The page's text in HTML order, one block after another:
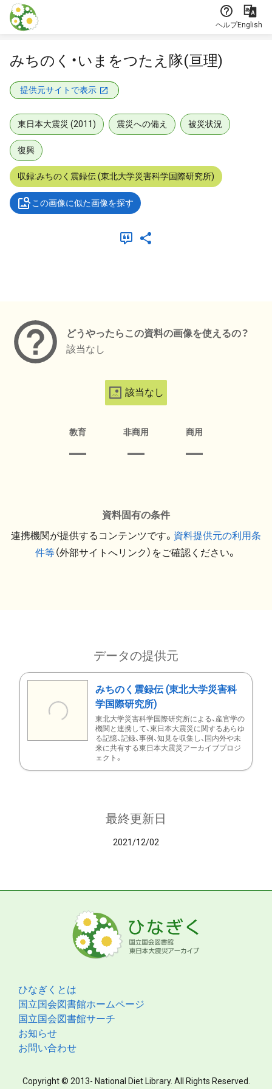
本文に飛ぶ
ヘルプEnglish
みちのく・いまをつたえ隊(亘理)
提供元サイトで表示
東日本大震災 (2011) 震災への備え 被災状況
復興
収録:みちのく震録伝 (東北大学災害科学国際研究所)
この画像に似た画像を探す
どうやったらこの資料の画像を使えるの？
該当なし
該当なし
教育 非商用 商用
資料固有の条件
連携機関が提供するコンテンツです。 資料提供元の利用条
件等（外部サイトへリンク）をご確認ください。
データの提供元
みちのく震録伝 (東北大学災害科
学国際研究所)
東北大学災害科学国際研究所による、産官学の
機関と連携して、東日本大震災に関するあらゆ
る記憶、記録、事例、知見を収集し、国内外や未
来に共有する東日本大震災アーカイブプロジ
ェクト。
最終更新日
2021/12/02
ひなぎくとは
国立国会図書館ホームページ
国立国会図書館サーチ
お知らせ
お問い合わせ
Copyright © 2013- National Diet Library. All Rights Reserved.